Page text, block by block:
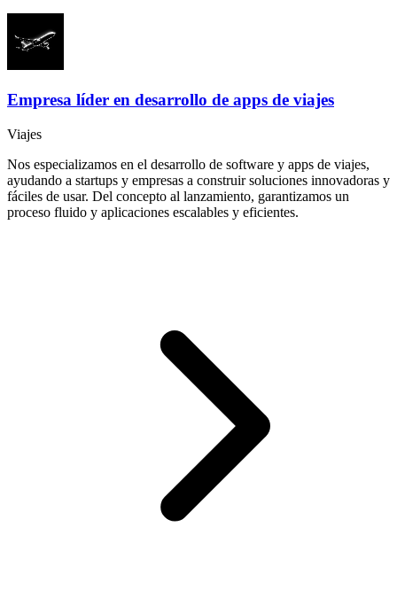
Empresa líder en desarrollo de apps de viajes
Viajes
Nos especializamos en el desarrollo de software y apps de viajes,
ayudando a startups y empresas a construir soluciones innovadoras y
fáciles de usar. Del concepto al lanzamiento, garantizamos un
proceso fluido y aplicaciones escalables y eficientes.